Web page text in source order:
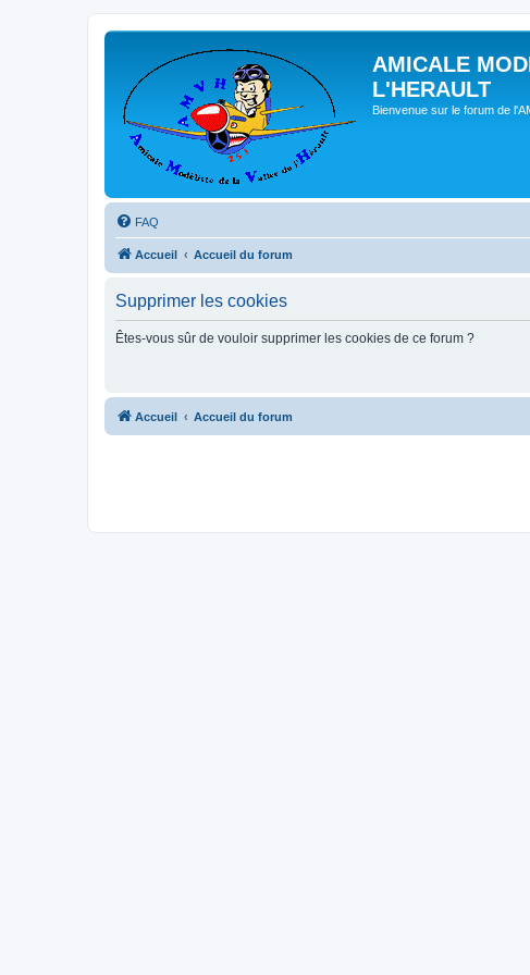
AMICALE
L'HERAULT
Bienvenue sur le forum de
FAQ
Accueil Accueil du forum
Supprimer les cookies
Êtes-vous sûr de vouloir supprimer les cookies de ce forum ?
Accueil Accueil du forum